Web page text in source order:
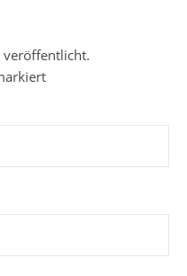
veröffentlicht.